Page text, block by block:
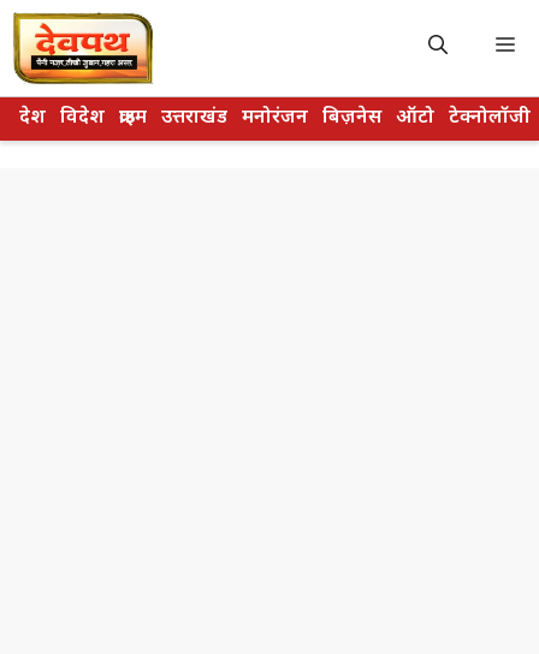
Skip
to
content
देश विदेश क्राइम उत्तराखंड मनोरंजन बिज़नेस ऑटो टेक्नोलॉजी